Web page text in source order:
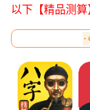
以下【精品测算